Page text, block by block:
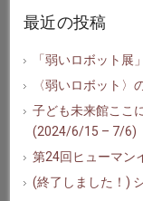
最近の投稿
「弱いロボット展
〈弱いロボット
子ども未来館ここ
(2024/6/15 – 7/6)
第24回ヒューマン
(終了しました！)